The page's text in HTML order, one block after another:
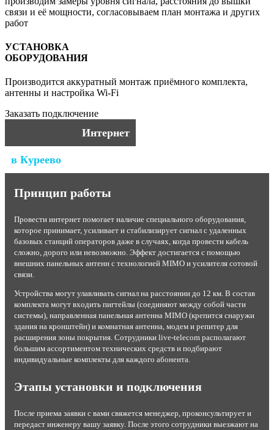
связи и её мощности, согласовываем план монтажа и других
работ
УСТАНОВКА
ОБОРУДОВАНИЯ
Производится аккуратный монтаж приёмного комплекта,
антенны и настройка Wi-Fi
Заказать подключение
Интернет
в Куреево
Принцип работы
Провести интернет помогает наличие специального оборудования,
которое принимает, усиливает и стабилизирует сигнал с удаленных
базовых станций операторов даже в случаях, когда провести кабель
сложно, дорого или невозможно. Эффект достигается с помощью
внешних панельных антенн с технологией MIMO и усилителя сотовой
связи.
Устройства могут улавливать сигнал на расстоянии до 12 км. В состав
комплекта могут входить пигтейлы (соединяют между собой части
системы), направленная панельная антенна MIMO (крепится снаружи
здания на кронштейн) и комнатная антенна, модем и репитер для
расширения зоны покрытия. Сотрудники live-telecom располагают
большим ассортиментом технических средств и подбирают
индивидуальные комплекты для каждого абонента.
Этапы установки и подключения
После приема заявки с вами свяжется менеджер, проконсультирует и
передаст инженеру вашу заявку. После этого сотрудники выезжают на